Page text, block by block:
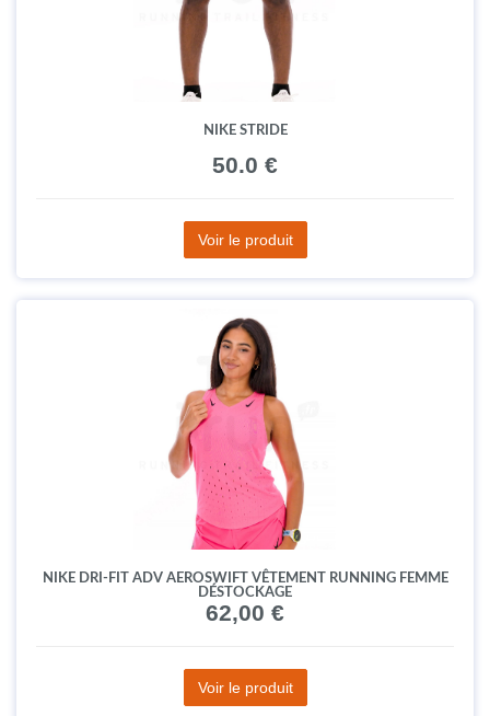
NIKE STRIDE
50.0 €
Voir le produit
NIKE DRI-FIT ADV AEROSWIFT VÊTEMENT RUNNING FEMME
DÉSTOCKAGE
62,00 €
Voir le produit